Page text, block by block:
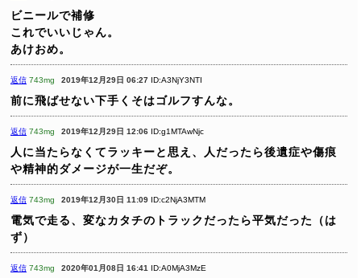
ビニールで補修
これでいいじゃん。
あけおめ。
返信 743mg 2019年12月29日 06:27 ID:A3NjY3NTI
前に飛ばせない下手くそはゴルフすんな。
返信 743mg 2019年12月29日 12:06 ID:g1MTAwNjc
人に当たらなくてラッキーと思え、人だったら後遺症や傷痕
や精神的ダメージが一生だぞ。
返信 743mg 2019年12月30日 11:09 ID:c2NjA3MTM
電気で走る、変なカタチのトラックだったら平気だった（は
ず）
返信 743mg 2020年01月08日 16:41 ID:A0MjA3MzE